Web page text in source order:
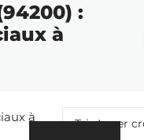
:
à
à
Tri : Loyer